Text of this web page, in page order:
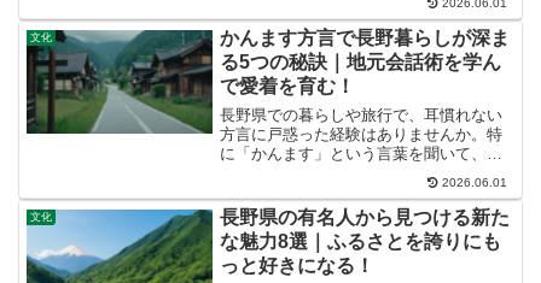
文化
かんます方言で長野暮らしが深ま
る5つの秘訣｜地元会話術を学ん
で愛着を育む！
長野県での暮らしや旅行で、耳慣れない
方言に戸惑った経験はありませんか。特
に「かんます」という言葉を聞いて、
「どういう意味だろう？」と疑問に感じ
た方もいるかもしれませんね。この記事
では、「かんます」方言の正しい意味や
使い方を深掘りし、長野の生...
2026.06.01
文化
長野県の有名人から見つける新た
な魅力8選｜ふるさとを誇りにも
っと好きになる！